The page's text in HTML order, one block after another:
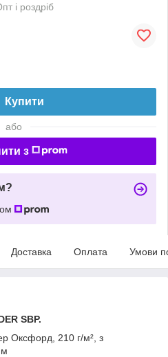
і роздріб
Купити
або
з
Доставка Оплата Умови
SBP.
Оксфорд, 210 г/м², з